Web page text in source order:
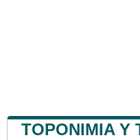
TOPONIMIA Y